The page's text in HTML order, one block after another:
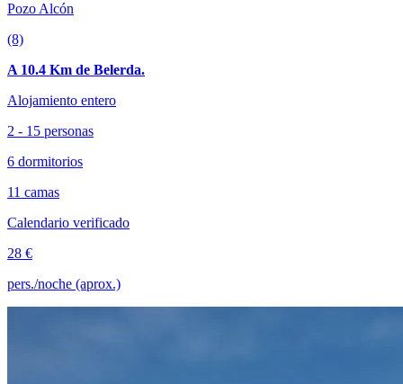
Pozo Alcón
(8)
A 10.4 Km de Belerda.
Alojamiento entero
2 - 15 personas
6 dormitorios
11 camas
Calendario verificado
28 €
pers./noche (aprox.)